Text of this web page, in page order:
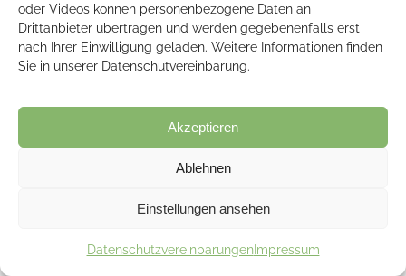
oder Videos können personenbezogene Daten an
Drittanbieter übertragen und werden gegebenenfalls erst
nach Ihrer Einwilligung geladen. Weitere Informationen finden
Sie in unserer Datenschutvereinbarung.
Akzeptieren
Ablehnen
Einstellungen ansehen
DatenschutzvereinbarungenImpressum
Praxis Hartmann | Kai Lüer -